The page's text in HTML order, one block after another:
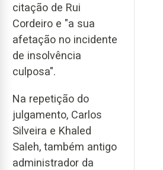
citação de Rui
Cordeiro e "a sua
afetação no incidente
de insolvência
culposa".
Na repetição do
julgamento, Carlos
Silveira e Khaled
Saleh, também antigo
administrador da